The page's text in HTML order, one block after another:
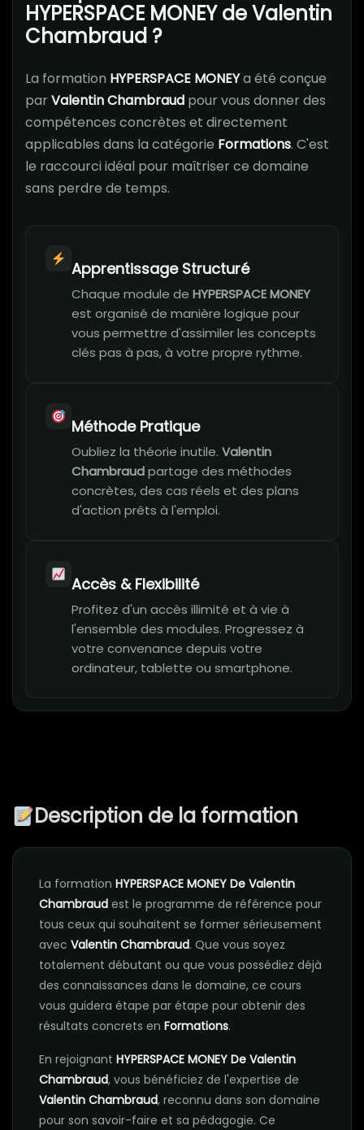
HYPERSPACE MONEY de Valentin
Chambraud ?
La formation HYPERSPACE MONEYa été conçue
parValentin Chambraud pour vous donner des
compétences concrètes et directement
applicables dans la catégorie Formations. C'est
le raccourci idéal pour maîtriser ce domaine
sans perdre de temps.
Apprentissage Structuré
Chaque module de HYPERSPACE MONEY
est organisé de manière logique pour
vous permettre d'assimiler les concepts
clés pas à pas, à votre propre rythme.
Méthode Pratique
Oubliez la théorie inutile. Valentin
Chambraudpartage des méthodes
concrètes, des cas réels et des plans
d'action prêts à l'emploi.
Accès & Flexibilité
Profitez d'un accès illimité et à vie à
l'ensemble des modules. Progressez à
votre convenance depuis votre
ordinateur, tablette ou smartphone.
Description de la formation
La formation HYPERSPACE MONEY De Valentin
Chambraud est le programme de référence pour
tous ceux qui souhaitent se former sérieusement
avec Valentin Chambraud. Que vous soyez
totalement débutant ou que vous possédiez déjà
des connaissances dans le domaine, ce cours
vous guidera étape par étape pour obtenir des
résultats concrets en Formations.
En rejoignant HYPERSPACE MONEY De Valentin
Chambraud, vous bénéficiez de l'expertise de
Valentin Chambraud, reconnu dans son domaine
pour son savoir-faire et sa pédagogie. Ce